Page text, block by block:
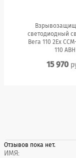
светодиодный
Вега 110 2Ex
110 АВН
15 970
Отзывов пока нет.
ИМЯ: